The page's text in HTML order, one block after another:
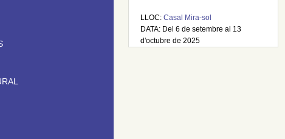
LLOC: Casal Mira-sol
DATA: Del 6 de setembre al 13
d'octubre de 2025